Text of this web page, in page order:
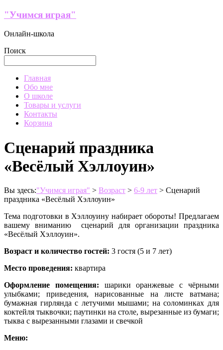
Перейти
содержимому
"Учимся играя"
Онлайн-школа
Поиск
МенюГлавная
Обо мне
О школе
Товары и услуги
Контакты
Корзина
Сценарий праздника
«Весёлый Хэллоуин»
Вы здесь:"Учимся играя" > Возраст > 6-9 лет > Сценарий
праздника «Весёлый Хэллоуин»
Тема подготовки в Хэллоуину набирает обороты! Предлагаем
вашему вниманию сценарий для организации праздника
«Весёлый Хэллоуин».
Возраст и количество гостей: 3 гостя (5 и 7 лет)
Место проведения: квартира
Оформление помещения: шарики оранжевые с чёрными
улыбками; приведения, нарисованные на листе ватмана;
бумажная гирлянда с летучими мышами; на соломинках для
коктейля тыквочки; паутинки на столе, вырезанные из бумаги;
тыква с вырезанными глазами и свечкой
Меню: